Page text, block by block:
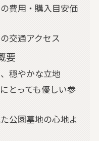
費用・購入目安価
交通アクセス
要
穏やかな立地
とっても優しい参
公園墓地の心地よ